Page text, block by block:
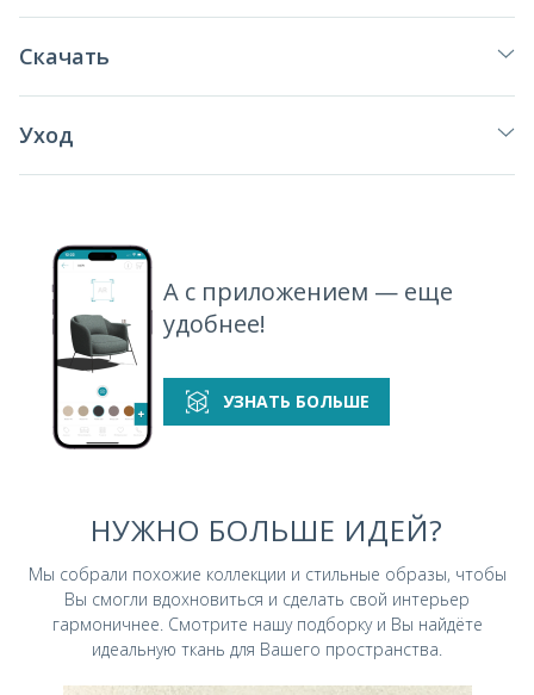
Скачать
Уход
А с приложением — еще
удобнее!
УЗНАТЬ БОЛЬШЕ
НУЖНО БОЛЬШЕ ИДЕЙ?
Мы собрали похожие коллекции и стильные образы, чтобы
Вы смогли вдохновиться и сделать свой интерьер
гармоничнее. Смотрите нашу подборку и Вы найдёте
идеальную ткань для Вашего пространства.